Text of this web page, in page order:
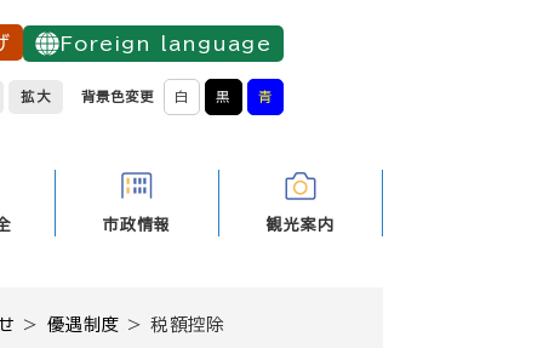
Foreign language
拡大 背景色変更 白 黒 青
市政情報 観光案内
> 優遇制度 >税額控除